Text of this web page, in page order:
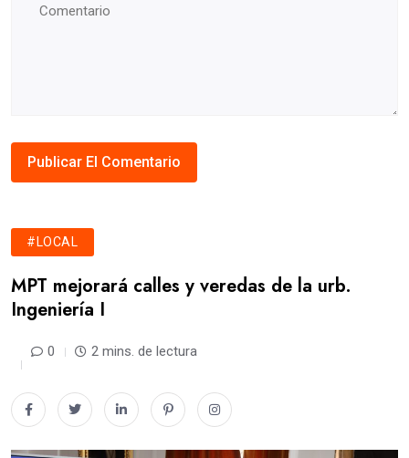
#LOCAL
MPT mejorará calles y veredas de la urb.
Ingeniería I
0 2 mins. de lectura